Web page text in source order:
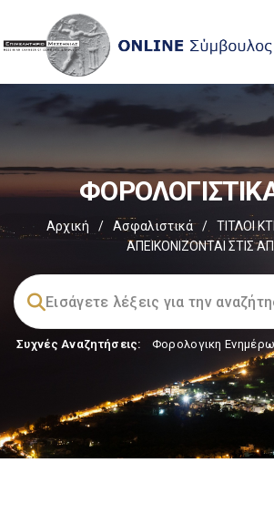
Αρχική / Ασφαλιστικά /
ΤΙΤΛΟΙ
ΑΠΕΙΚΟΝΙΖΟΝΤΑΙ ΣΤΙΣ
Συχνές Αναζητήσεις: Φορολογικη